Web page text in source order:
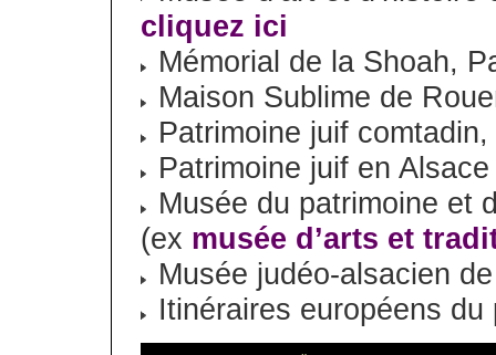
cliquez ici
Mémorial de la Shoah,
Maison Sublime de
Patrimoine juif
Patrimoine juif en
Musée du patrimoine et
(ex musée d’arts et
Musée judéo-alsacien
Itinéraires européens